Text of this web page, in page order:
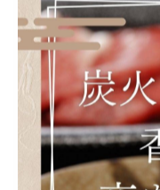
ことで、余った焼肉
生まれ変わります。
をベースに、コクと
引き立ててくれます。
例えば、焼肉の残り
ライパンで軽く温め